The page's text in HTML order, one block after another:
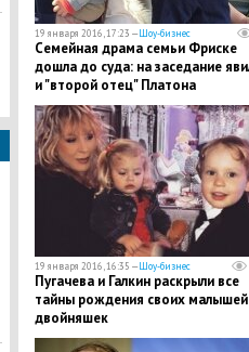
19 января 2016, 17:23 —Шоу-бизнес
Семейная драма семьи Фриске
дошла до суда: на заседание
и "второй отец" Платона
19 января 2016, 16:35 —Шоу-бизнес
Пугачева и Галкин раскрыли все
тайны рождения своих
двойняшек